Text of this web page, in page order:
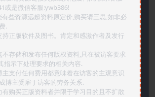
或是微信客服:ywb386!
些资源远超资料原定价,购买请三思,如非必
.
正版软件及图书。肯定和感激作者及发行
存储和发布任何版权资料,只在被访客要求
指示下处理要求的相关内容.
支付任何费用都意味着在访客的主观意识
博主受雇于访客的劳务关系.
购买正版资料者并限于学习目的且不扩散